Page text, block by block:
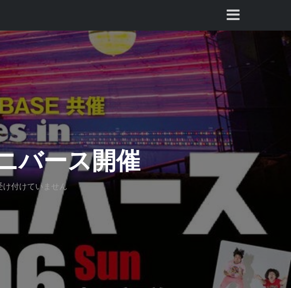
バース開催
付けていません